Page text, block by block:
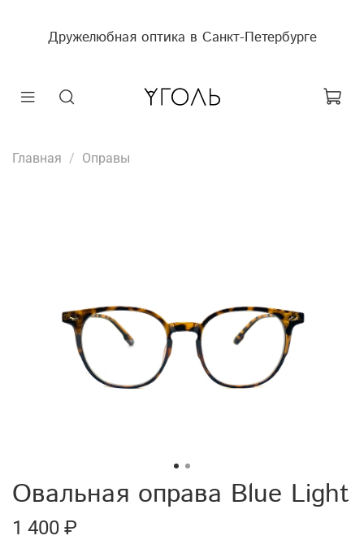
Дружелюбная оптика в Санкт-Петербурге
Главная Оправы
Овальная оправа Blue Light
1 400 ₽